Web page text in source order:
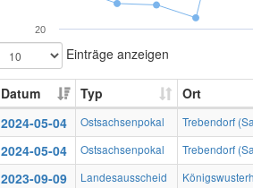
20
Einträge anzeigen
Datum Typ
Ort
2024-05-04
Ostsachsenpokal Trebendorf
2024-05-04 Ostsachsenpokal Trebendorf
2023-09-09 Landesausscheid